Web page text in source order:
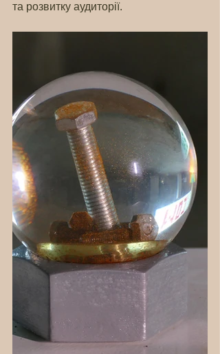
та розвитку аудиторії.